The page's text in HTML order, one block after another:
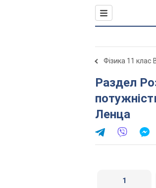
Фізика 11 клас
Раздел Розділ I. Електродинаміка. § 3. Робота і
Ленца
1